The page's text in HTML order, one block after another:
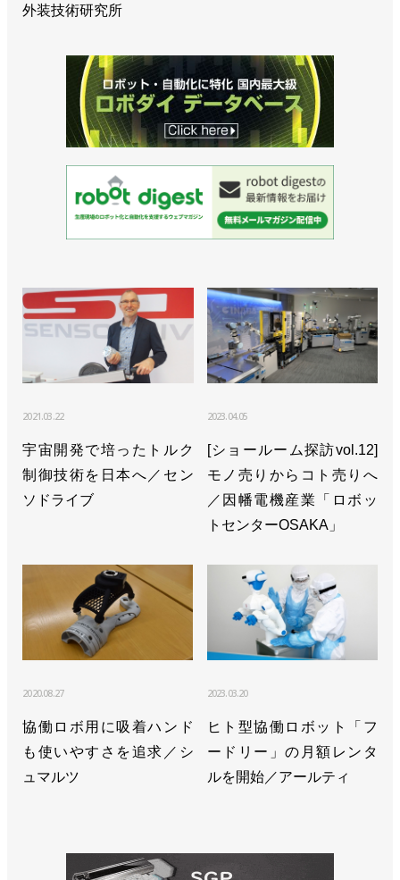
外装技術研究所
2021.03.22
宇宙開発で培ったトルク
制御技術を日本へ／セン
ソドライブ
2023.04.05
[ショールーム探訪vol.12]
モノ売りからコト売りへ
／因幡電機産業「ロボッ
トセンターOSAKA」
2020.08.27
協働ロボ用に吸着ハンド
も使いやすさを追求／シ
ュマルツ
2023.03.20
ヒト型協働ロボット「フ
ードリー」の月額レンタ
ルを開始／アールティ